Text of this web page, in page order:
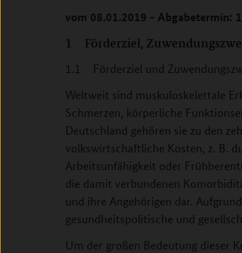
vom 08.01.2019 - Abgabetermin:
1 Förderziel,
1.1 Förderziel und
Weltweit sind muskuloskelettale
Schmerzen, körperliche
Deutschland gehören sie zu den
volkswirtschaftliche Kosten, z. B.
Arbeitsunfähigkeit oder
die damit verbundenen
und ihre Angehörigen dar.
gesundheitspolitische und
Um der großen Bedeutung dieser